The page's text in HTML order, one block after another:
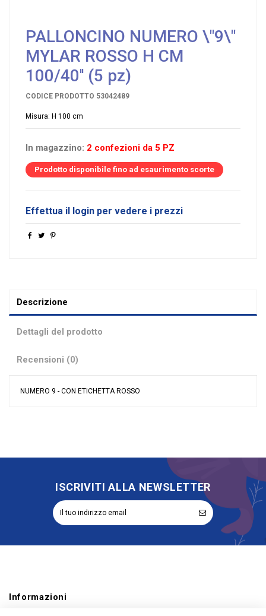
PALLONCINO NUMERO \"9\"
MYLAR ROSSO H CM
100/40'' (5 pz)
CODICE PRODOTTO 53042489
Misura: H 100 cm
In magazzino: 2 confezioni da 5 PZ
Prodotto disponibile fino ad esaurimento scorte
Effettua il login per vedere i prezzi
Descrizione
Dettagli del prodotto
Recensioni (0)
NUMERO 9 - CON ETICHETTA ROSSO
Tipologia palloncini Numeri
Riordinabile No
ISCRIVITI ALLA NEWSLETTER
Informazioni